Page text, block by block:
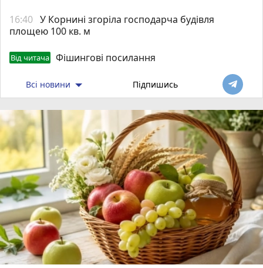
16:40 У Корнині згоріла господарча будівля
площею 100 кв. м
Від читача Фішингові посилання
Всі новини Підпишись